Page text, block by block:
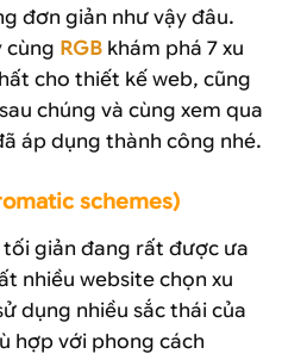
đơn giản như vậy đâu.
cùng RGB khám phá 7 xu
cho thiết kế web, cũng
chúng và cùng xem qua
áp dụng thành công nhé.
schemes)
tối giản đang rất được ưa
nhiều website chọn xu
dụng nhiều sắc thái của
hợp với phong cách